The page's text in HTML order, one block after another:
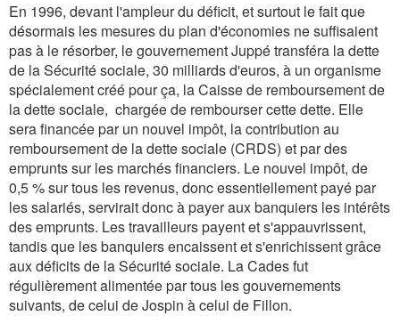
En 1996, devant l'ampleur du déficit, et surtout le fait que
désormais les mesures du plan d'économies ne suffisaient
pas à le résorber, le gouvernement Juppé transféra la dette
de la Sécurité sociale, 30 milliards d'euros, à un organisme
spécialement créé pour ça, la Caisse de remboursement de
la dette sociale, chargée de rembourser cette dette. Elle
sera financée par un nouvel impôt, la contribution au
remboursement de la dette sociale (CRDS) et par des
emprunts sur les marchés financiers. Le nouvel impôt, de
0,5 % sur tous les revenus, donc essentiellement payé par
les salariés, servirait donc à payer aux banquiers les intérêts
des emprunts. Les travailleurs payent et s'appauvrissent,
tandis que les banquiers encaissent et s'enrichissent grâce
aux déficits de la Sécurité sociale. La Cades fut
régulièrement alimentée par tous les gouvernements
suivants, de celui de Jospin à celui de Fillon.